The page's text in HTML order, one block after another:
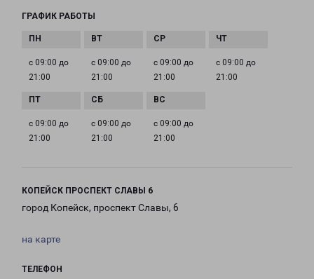
ГРАФИК РАБОТЫ
с 09:00 до
21:00
с 09:00 до
21:00
с 09:00 до
21:00
с 09:00 до
21:00
с 09:00 до
21:00
с 09:00 до
21:00
с 09:00 до
21:00
КОПЕЙСК ПРОСПЕКТ СЛАВЫ 6
город Копейск, проспект Славы, 6
на карте
ТЕЛЕФОН